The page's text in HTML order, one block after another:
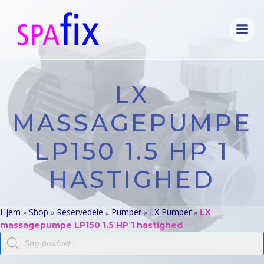
indhold
LX
MASSAGEPUMPE
LP150 1.5 HP 1
HASTIGHED
Hjem » Shop » Reservedele » Pumper» LX Pumper »LX
massagepumpe LP150 1.5 HP 1 hastighed
Products
search